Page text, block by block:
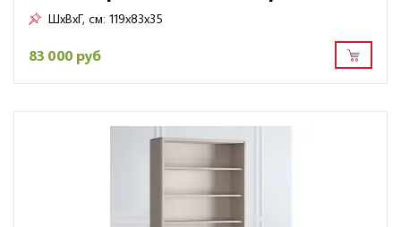
ШxВxГ, см: 119x83x35
83 000 руб